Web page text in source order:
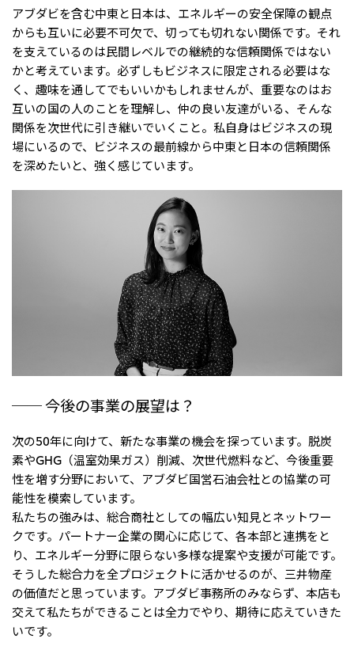
アブダビを含む中東と日本は、エネルギーの安全保障の観点
からも互いに必要不可欠で、切っても切れない関係です。それ
を支えているのは民間レベルでの継続的な信頼関係ではない
かと考えています。必ずしもビジネスに限定される必要はな
く、趣味を通してでもいいかもしれませんが、重要なのはお
互いの国の人のことを理解し、仲の良い友達がいる、そんな
関係を次世代に引き継いでいくこと。私自身はビジネスの現
場にいるので、ビジネスの最前線から中東と日本の信頼関係
を深めたいと、強く感じています。
── 今後の事業の展望は？
次の50年に向けて、新たな事業の機会を探っています。脱炭
素やGHG（温室効果ガス）削減、次世代燃料など、今後重要
性を増す分野において、アブダビ国営石油会社との協業の可
能性を模索しています。
私たちの強みは、総合商社としての幅広い知見とネットワー
クです。パートナー企業の関心に応じて、各本部と連携をと
り、エネルギー分野に限らない多様な提案や支援が可能です。
そうした総合力を全プロジェクトに活かせるのが、三井物産
の価値だと思っています。アブダビ事務所のみならず、本店も
交えて私たちができることは全力でやり、期待に応えていきた
いです。